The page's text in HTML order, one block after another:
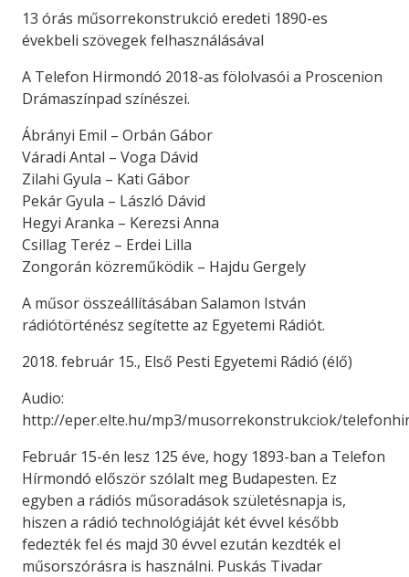
13 órás műsorrekonstrukció eredeti 1890-es
évekbeli szövegek felhasználásával
A Telefon Hirmondó 2018-as fölolvasói a Proscenion
Drámaszínpad színészei.
Ábrányi Emil – Orbán Gábor
Váradi Antal – Voga Dávid
Zilahi Gyula – Kati Gábor
Pekár Gyula – László Dávid
Hegyi Aranka – Kerezsi Anna
Csillag Teréz – Erdei Lilla
Zongorán közreműködik – Hajdu Gergely
A műsor összeállításában Salamon István
rádiótörténész segítette az Egyetemi Rádiót.
2018. február 15., Első Pesti Egyetemi Rádió (élő)
Audio:
http://eper.elte.hu/mp3/musorrekonstrukciok/
Február 15-én lesz 125 éve, hogy 1893-ban a Telefon
Hírmondó először szólalt meg Budapesten. Ez
egyben a rádiós műsoradások születésnapja is,
hiszen a rádió technológiáját két évvel később
fedezték fel és majd 30 évvel ezután kezdték el
műsorszórásra is használni. Puskás Tivadar